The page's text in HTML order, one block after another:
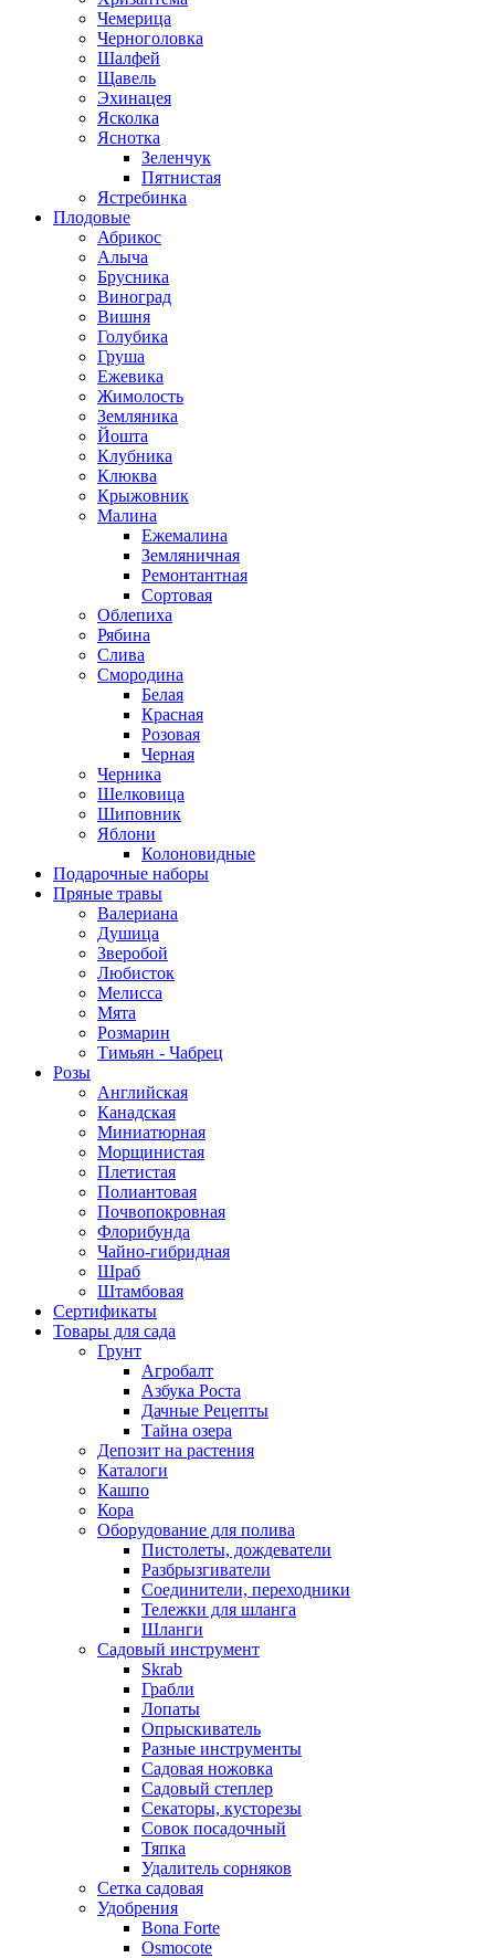
Чемерица
Черноголовка
Шалфей
Щавель
Эхинацея
Ясколка
Яснотка
Зеленчук
Пятнистая
Ястребинка
Плодовые
Абрикос
Алыча
Брусника
Виноград
Вишня
Голубика
Груша
Ежевика
Жимолость
Земляника
Йошта
Клубника
Клюква
Крыжовник
Малина
Ежемалина
Земляничная
Ремонтантная
Сортовая
Облепиха
Рябина
Слива
Смородина
Белая
Красная
Розовая
Черная
Черника
Шелковица
Шиповник
Яблони
Колоновидные
Подарочные наборы
Пряные травы
Валериана
Душица
Зверобой
Любисток
Мелисса
Мята
Розмарин
Тимьян - Чабрец
Розы
Английская
Канадская
Миниатюрная
Морщинистая
Плетистая
Полиантовая
Почвопокровная
Флорибунда
Чайно-гибридная
Шраб
Штамбовая
Сертификаты
Товары для сада
Грунт
Агробалт
Азбука Роста
Дачные Рецепты
Тайна озера
Депозит на растения
Каталоги
Кашпо
Кора
Оборудование для полива
Пистолеты, дождеватели
Разбрызгиватели
Соединители, переходники
Тележки для шланга
Шланги
Садовый инструмент
Skrab
Грабли
Лопаты
Опрыскиватель
Разные инструменты
Садовая ножовка
Садовый степлер
Секаторы, кусторезы
Совок посадочный
Тяпка
Удалитель сорняков
Сетка садовая
Удобрения
Bona Forte
Osmocote